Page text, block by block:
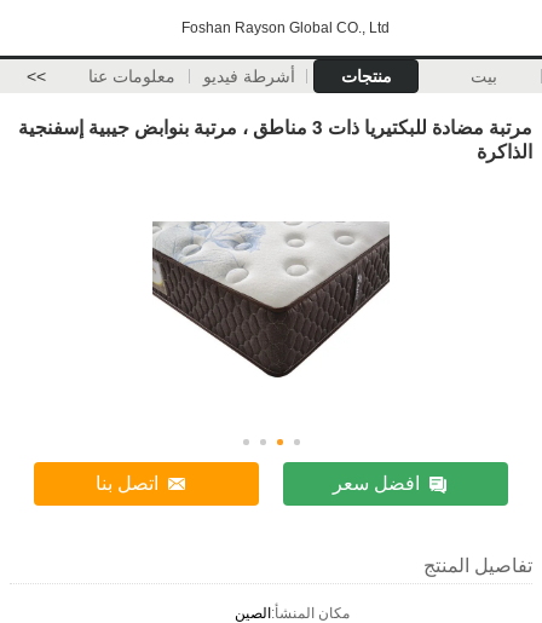
Foshan Rayson Global CO., Ltd
بيت منتجات أشرطة فيديو معلومات عنا >>
مرتبة مضادة للبكتيريا ذات 3 مناطق ، مرتبة بنوابض جيبية إسفنجية
الذاكرة
افضل سعر اتصل بنا
تفاصيل المنتج
مكان المنشأ:الصين